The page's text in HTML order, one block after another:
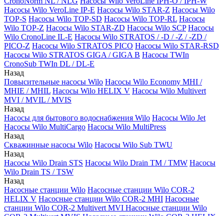
Насосы Wilo VeroLine IP-E Насосы Wilo STAR-Z Насосы Wilo
TOP-S Насосы Wilo TOP-SD Насосы Wilo TOP-RL Насосы
Wilo TOP-Z Насосы Wilo STAR-ZD Насосы Wilo SCP Насосы
Wilo CronoLine IL-E Насосы Wilo STRATOS / -D / -Z / -ZD /
PICO-Z Насосы Wilo STRATOS PICO Насосы Wilo STAR-RSD
Насосы Wilo STRATOS GIGA / GIGA B Насосы TWIn
CronoSub TWIn DL / DL-E
Назад
Повысительные насосы Wilo Насосы Wilo Economy MHI /
MHIE / MHIL Насосы Wilo HELIX V Насосы Wilo Multivert
MVI / MVIL / MVIS
Назад
Насосы для бытового водоснабжения Wilo Насосы Wilo Jet
Насосы Wilo MultiCargo Насосы Wilo MultiPress
Назад
Скважинные насосы Wilo Насосы Wilo Sub TWU
Назад
Насосы Wilo Drain STS Насосы Wilo Drain TM / TMW Насосы
Wilo Drain TS / TSW
Назад
Насосные станции Wilo Насосные станции Wilo COR-2
HELIX V Насосные станции Wilo COR-2 MHI Насосные
станции Wilo COR-2 Multivert MVI Насосные станции Wilo